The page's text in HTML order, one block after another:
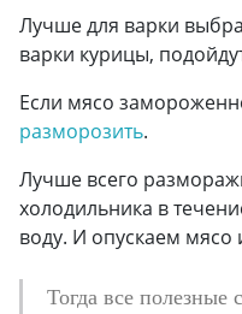
Лучше для варки
варки курицы,
Если мясо
разморозить.
Лучше всего
холодильника в
воду. И опускаем
Тогда все полезные